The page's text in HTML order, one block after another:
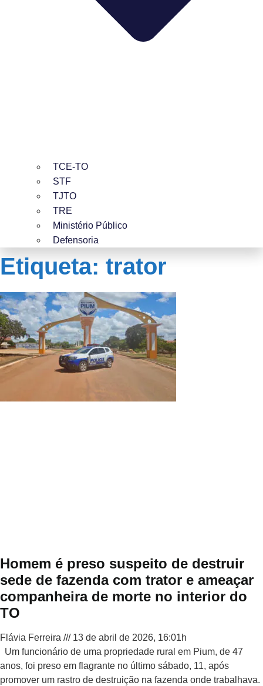
TCE-TO
STF
TJTO
TRE
Ministério Público
Defensoria
Etiqueta: trator
Homem é preso suspeito de destruir
sede de fazenda com trator e ameaçar
companheira de morte no interior do
TO
Flávia Ferreira
13 de abril de 2026, 16:01h
Um funcionário de uma propriedade rural em Pium, de 47
anos, foi preso em flagrante no último sábado, 11, após
promover um rastro de destruição na fazenda onde trabalhava.